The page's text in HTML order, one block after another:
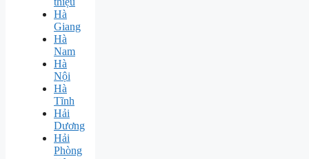
Hà
Giang
Hà
Nam
Hà
Nội
Hà
Tĩnh
Hải
Dương
Hải
Phòng